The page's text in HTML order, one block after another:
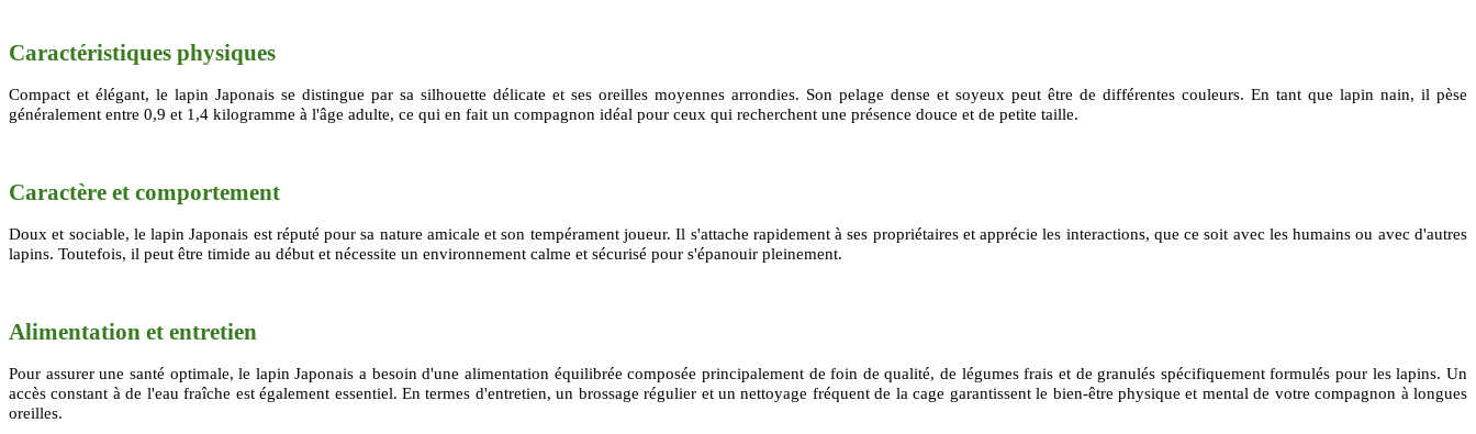
Caractéristiques physiques
Compact et élégant, le lapin Japonais se distingue par sa silhouette délicate et ses oreilles moyennes arrondies. Son pelage dense et soyeux peut être de différentes couleurs. En tant que lapin nain, il pèse
généralement entre 0,9 et 1,4 kilogramme à l'âge adulte, ce qui en fait un compagnon idéal pour ceux qui recherchent une présence douce et de petite taille.
Caractère et comportement
Doux et sociable, le lapin Japonais est réputé pour sa nature amicale et son tempérament joueur. Il s'attache rapidement à ses propriétaires et apprécie les interactions, que ce soit avec les humains ou avec d'autres
lapins. Toutefois, il peut être timide au début et nécessite un environnement calme et sécurisé pour s'épanouir pleinement.
Alimentation et entretien
Pour assurer une santé optimale, le lapin Japonais a besoin d'une alimentation équilibrée composée principalement de foin de qualité, de légumes frais et de granulés spécifiquement formulés pour les lapins. Un
accès constant à de l'eau fraîche est également essentiel. En termes d'entretien, un brossage régulier et un nettoyage fréquent de la cage garantissent le bien-être physique et mental de votre compagnon à longues
oreilles.